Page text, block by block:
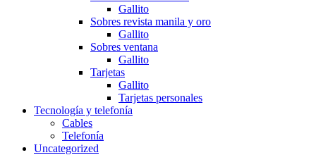
Gallito
Sobres revista manila y oro
Gallito
Sobres ventana
Gallito
Tarjetas
Gallito
Tarjetas personales
Tecnología y telefonía
Cables
Telefonía
Uncategorized